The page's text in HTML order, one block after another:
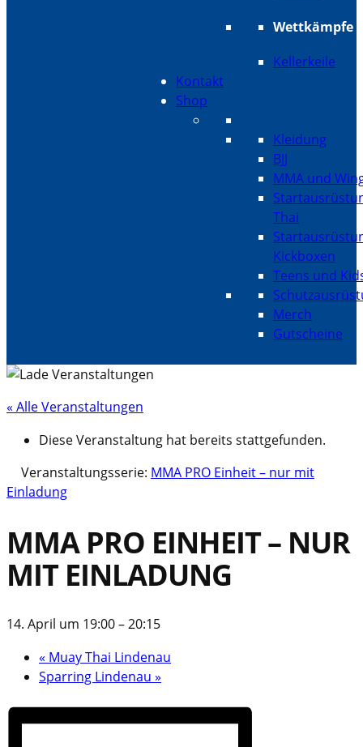
Wettkämpfe
Kellerkeile
Kontakt
Shop
Kleidung
BJJ
MMA und
Thai
Kickboxen
Teens und
Merch
Gutscheine
« Alle Veranstaltungen
Diese Veranstaltung hat bereits stattgefunden.
Veranstaltungsserie: MMA PRO Einheit – nur mit
Einladung
MMA PRO EINHEIT – NUR
MIT EINLADUNG
14. April um 19:00–20:15
« Muay Thai Lindenau
Sparring Lindenau »